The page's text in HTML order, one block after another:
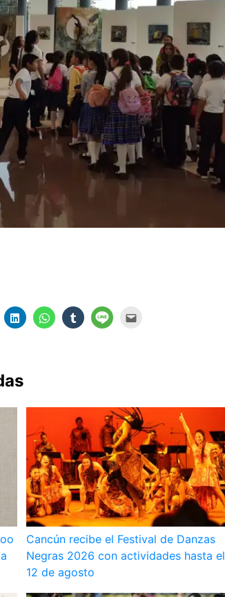
Cancún recibe el Festival de Danzas
Negras 2026 con actividades hasta el
12 de agosto